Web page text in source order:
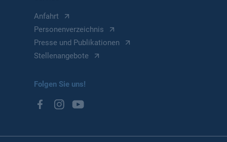
Anfahrt
Personenverzeichnis
Presse und Publikationen
Stellenangebote
Folgen Sie uns!